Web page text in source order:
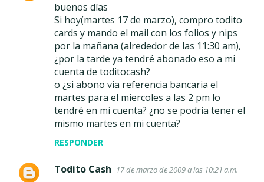
buenos días
Si hoy(martes 17 de marzo), compro todito
cards y mando el mail con los folios y nips
por la mañana (alrededor de las 11:30 am),
¿por la tarde ya tendré abonado eso a mi
cuenta de toditocash?
o ¿si abono via referencia bancaria el
martes para el miercoles a las 2 pm lo
tendré en mi cuenta? ¿no se podría tener el
mismo martes en mi cuenta?
RESPONDER
Todito Cash 17 de marzo de 2009 a las 10:21 a.m.